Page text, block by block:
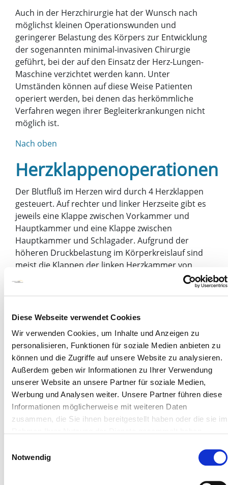
Diese Webseite verwendet Cookies
Wir verwenden Cookies, um Inhalte und Anzeigen zu
personalisieren, Funktionen für soziale Medien anbieten zu
können und die Zugriffe auf unsere Website zu analysieren.
Außerdem geben wir Informationen zu Ihrer Verwendung
unserer Website an unsere Partner für soziale Medien,
Werbung und Analysen weiter. Unsere Partner führen diese
Informationen möglicherweise mit weiteren Daten
zusammen, die Sie ihnen bereitgestellt haben oder die sie im
Notwendig
Auch in der Herzchirurgie hat der Wunsch nach
möglichst kleinen Operationswunden und
geringerer Belastung des Körpers zur Entwicklung
der sogenannten minimal-invasiven Chirurgie
geführt, bei der auf den Einsatz der Herz-Lungen-
Maschine verzichtet werden kann. Unter
Umständen können auf diese Weise Patienten
operiert werden, bei denen das herkömmliche
Verfahren wegen ihrer Begleiterkrankungen nicht
möglich ist.
Nach oben
Herzklappenoperationen
Der Blutfluß im Herzen wird durch 4 Herzklappen
gesteuert. Auf rechter und linker Herzseite gibt es
jeweils eine Klappe zwischen Vorkammer und
Hauptkammer und eine Klappe zwischen
Hauptkammer und Schlagader. Aufgrund der
höheren Druckbelastung im Körperkreislauf sind
meist die Klappen der linken Herzkammer von
Verschleiß betroffen. Daher werden hier nur die
(zwischen linker Vor- und Hauptkammer)
Herzklappen können undicht werden, durch
Verkalkungen und Vernarbungen sich verengen
oder die Kombination von beiden Fehlern
aufweisen. Heute kommt bei Klappenverengungen
(Stenose) und bei kombinierten Fehlern (Stenose
und Insuffizienz(=Undichtigkeit)) fast ausschließlich
der Klappenersatz infrage. Schlussunfähige
Klappenreparatur geeignet.